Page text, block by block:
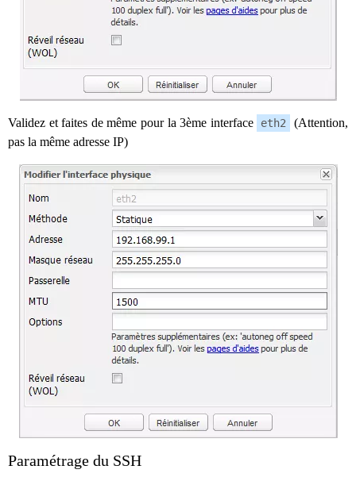
Validez et faites de même pour la 3ème interface eth2
(Attention,
pas la même adresse IP)
Paramétrage du SSH